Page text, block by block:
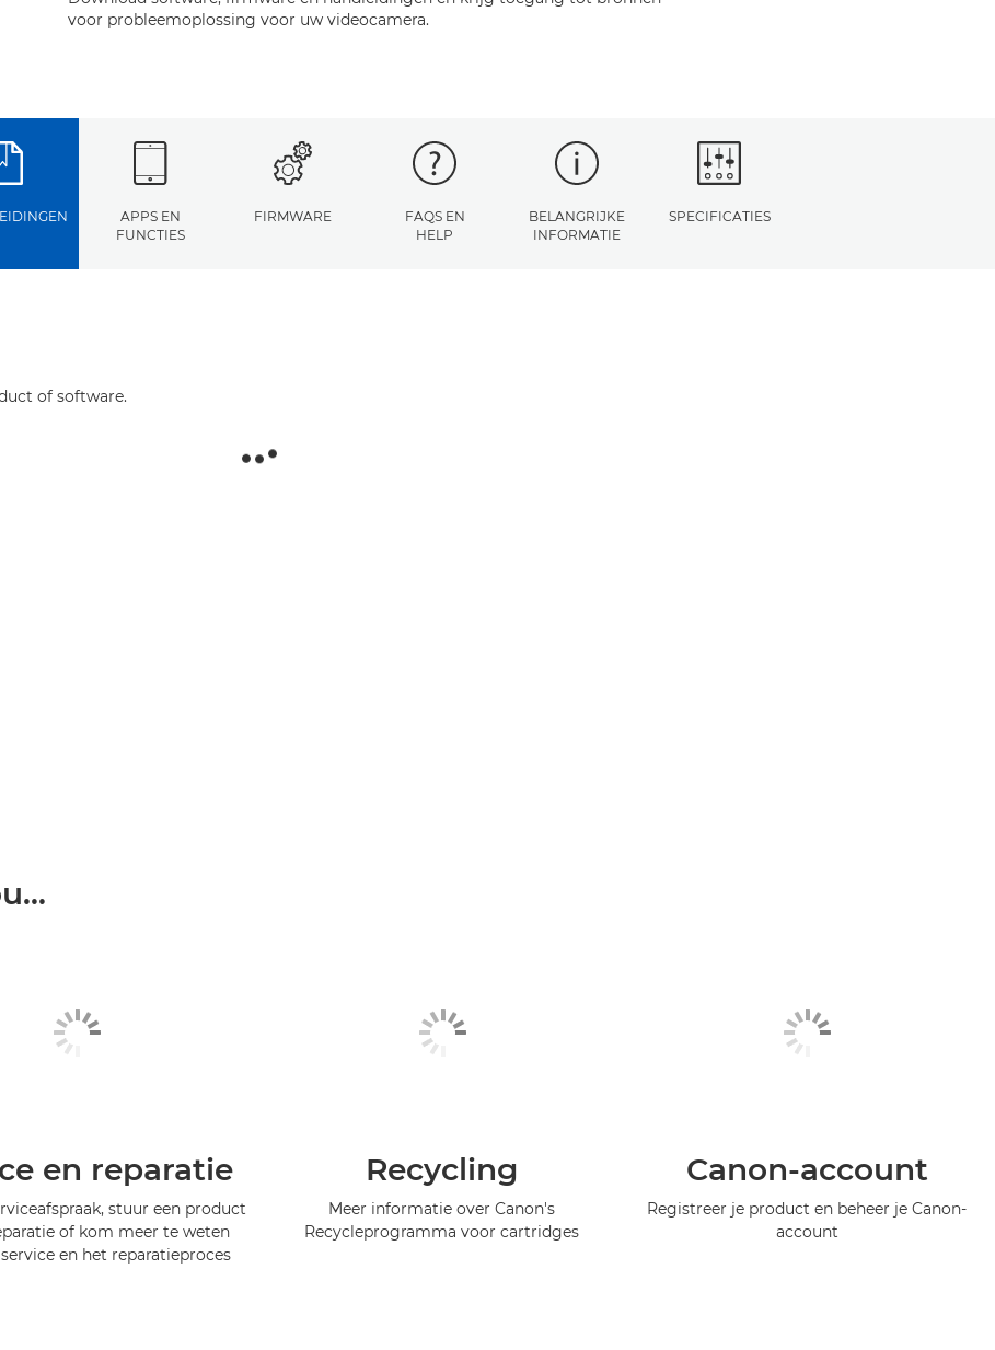
voor probleemoplossing voor uw videocamera.
APPS EN
FUNCTIES
FIRMWARE
FAQS EN
HELP
BELANGRIJKE
INFORMATIE
SPECIFICATIES
of software.
en reparatie
stuur een product
of kom meer te weten
en het reparatieproces
Recycling
Meer informatie over Canon's
Recycleprogramma voor cartridges
Canon-account
Registreer je product en beheer je Canon-
account